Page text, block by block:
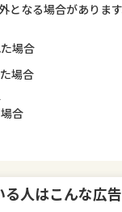
なる場合がありま
場合
場合
合
る人はこんな広